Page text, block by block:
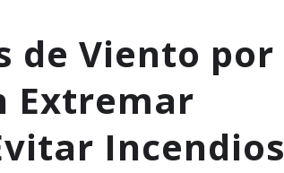
de Viento por
Extremar
Incendios